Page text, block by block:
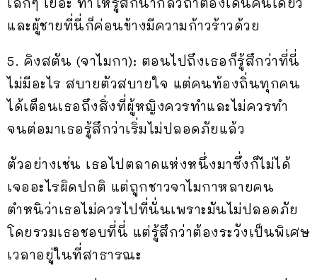
และผู้ชายที่นี่ก็ค่อนข้างมีความก้าวร้าวด้วย
5. คิงสตัน (จาไมกา): ตอนไปถึงเธอก็รู้สึกว่าที่นี่
ไม่มีอะไร สบายตัวสบายใจ แต่คนท้องถิ่นทุกคน
ได้เตือนเธอถึงสิ่งที่ผู้หญิงควรทำและไม่ควรทำ
จนต่อมาเธอรู้สึกว่าเริ่มไม่ปลอดภัยแล้ว
ตัวอย่างเช่น เธอไปตลาดแห่งหนึ่งมาซึ่งก็ไม่ได้
เจออะไรผิดปกติ แต่ถูกชาวจาไมกาหลายคน
ตำหนิว่าเธอไม่ควรไปที่นั่นเพราะมันไม่ปลอดภัย
โดยรวมเธอชอบที่นี่ แต่รู้สึกว่าต้องระวังเป็นพิเศษ
เวลาอยู่ในที่สาธารณะ